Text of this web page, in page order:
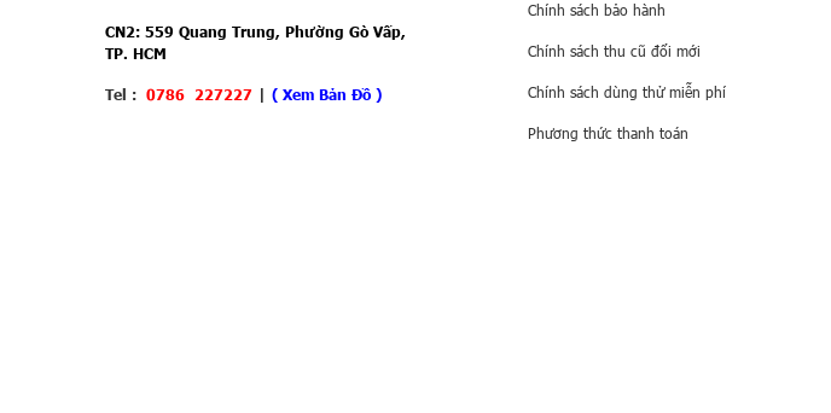
Pin: 5.000 mAh, sạc nhanh SuperCharge 66 W.
Hệ điều hành: Android 13 (MagicOS 7.2)
Top điểm nổi bật của chiếc điện thoại gập siêu
CN2: 559 Quang Trung, Phường Gò Vấp,
TP. HCM
Tel : 0786 227227 ( Xem Bản Đồ )
Chính sách bảo hành
Chính sách thu cũ đổi mới
Chính sách dùng thử miễn phí
Phương thức thanh toán